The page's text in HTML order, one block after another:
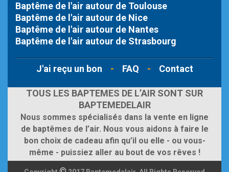
Baptême de l'air autour de Toulouse
Baptême de l'air autour de Nice
Baptême de l'air autour de Nantes
Baptême de l'air autour de Strasbourg
J'ai reçu un bon - FAQ - Contact
TOUS LES BAPTEMES DE L’AIR SONT SUR
BAPTEMEDELAIR
Nous sommes spécialisés dans la vente en ligne
de baptêmes de l’air. Nous vous aidons à faire le
bon choix de cadeau afin qu’il ou elle - ou vous-
même - puissiez aller au bout de vos rêves !